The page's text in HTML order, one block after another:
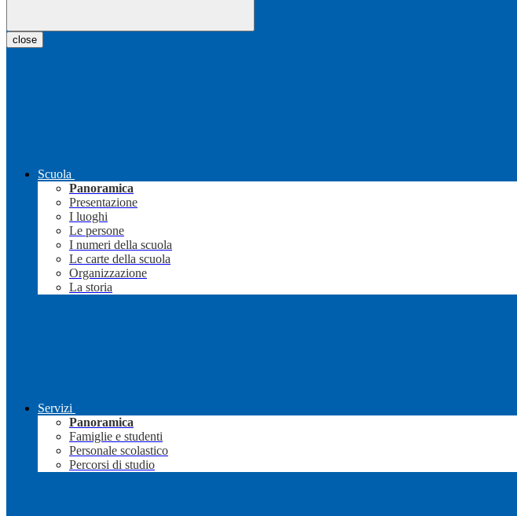
close
Scuola
Panoramica
Presentazione
I luoghi
Le persone
I numeri della scuola
Le carte della scuola
Organizzazione
La storia
Servizi
Panoramica
Famiglie e studenti
Personale scolastico
Percorsi di studio